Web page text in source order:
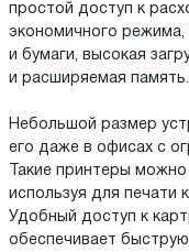
простой доступ к
экономичного
и бумаги, высокая
и расширяемая память.
Небольшой размер
его даже в офисах с
Такие принтеры
используя для печати
Удобный доступ к
обеспечивает